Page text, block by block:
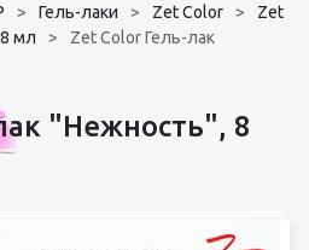
Гель-лаки Zet Color
Zet
мл
Zet Color Гель-лак
"Нежность", 8